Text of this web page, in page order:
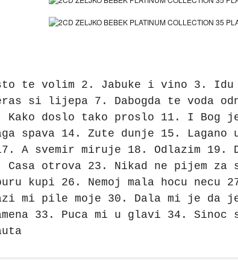
te volim 2. Jabuke i vino 3. Idu
si lijepa 7. Dabogda te voda
Kako doslo tako proslo 11. I Bog
spava 14. Zute dunje 15.
A svemir miruje 18. Odlazim
Casa otrova 23. Nikad ne
kupi 26. Nemoj mala hocu necu
mi pile moje 30. Dala mi je da
33. Puca mi u glavi 34. Sinoc